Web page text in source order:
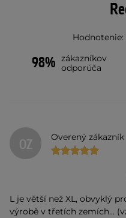
Hodnotenie:
98% zákazníkov
odporúča
OZ Overený zákazník
L je větší než XL, obvyklý
výrobě v třetích zemích...